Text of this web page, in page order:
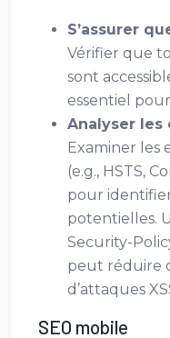
S’assurer
Vérifier que
sont
essentiel
Analyser les
Examiner les
(e.g., HSTS,
pour
potentielles.
Security-
peut réduire
d’attaques
SEO mobile